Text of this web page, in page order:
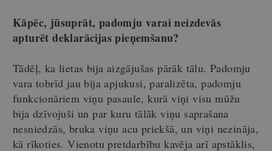
Kāpēc, jūsuprāt, padomju varai neizdevās
apturēt deklarācijas pieņemšanu?
Tādēļ, ka lietas bija aizgājušas pārāk tālu. Padomju
vara tobrīd jau bija apjukusi, paralizēta, padomju
funkcionāriem viņu pasaule, kurā viņi visu mūžu
bija dzīvojuši un par kuru tālāk viņu saprašana
nesniedzās, bruka viņu acu priekšā, un viņi nezināja,
kā rīkoties. Vienotu pretdarbību kavēja arī apstāklis,